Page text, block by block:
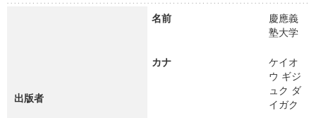
出版者
名前
慶應義
塾大学
カナ
ケイオ
ウ ギジ
ュク ダ
イガク